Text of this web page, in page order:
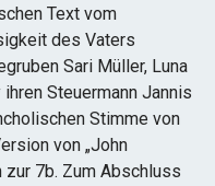
Text vom
des Vaters
Sari Müller, Luna
Steuermann Jannis
Stimme von
von „John
zur 7b. Zum Abschluss